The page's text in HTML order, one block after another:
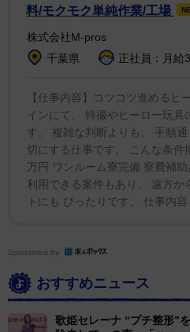
ムの歌手になるつもりはなか
ものに変わったみたい。自分
思ってないけど、物語を語る
これまでにセレーナは３枚
「セレーナ・ゴメス＆ザ・シ
ムをリリースしている。
料/モクモク単純作業/工場
株式会社M-pros
千葉県
正社員：月給
【仕事内容】コツコツ進めるヒ
インにて、 特撮やヒーロー玩具
す。 複雑な判断よりも、 手順
切にする仕事です。 こんな条
万円 ワンルーム寮完備 寮費補
利用できる案件もあり、 遠方か
トにも ぴったりです。 仕事内容
Sponsored by
おすすめニュース
歌姫セレーナ “プチ整形”